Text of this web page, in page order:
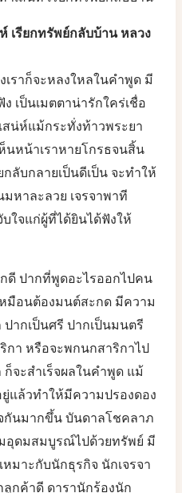
เรียกทรัพย์กลับบ้าน หลวง
เราก็จะหลงใหลในคำพูด มี
เป็นเมตตาน่ารักใคร่เชื่อ
สน่ห์แม้กระทั่งท้าวพระยา
นหน้าเราหายโกรธจนสิ้น
ลับกลายเป็นดีเป็น จะทำให้
หาละลวย เจรจาพาที
บใจแก่ผู้ที่ได้ยินได้ฟังให้
ดี ปากที่พูดอะไรออกไปคน
หมือนต้องมนต์สะกด มีความ
ปากเป็นศรี ปากเป็นมนตรี
กา หรือจะพกนกสาริกาไป
ก็จะสำเร็จผลในคำพูด แม้
แล้วทำให้มีความปรองดอง
กันมากขึ้น บันดาลโชคลาภ
อุดมสมบูรณ์ไปด้วยทรัพย์ มี
มาะกับนักธุรกิจ นักเจรจา
ลูกค้าดี ดารานักร้องนัก